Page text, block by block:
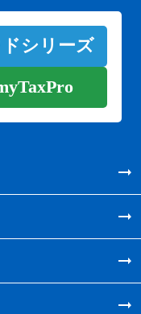
シリーズ